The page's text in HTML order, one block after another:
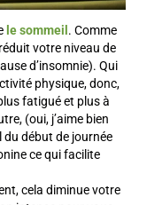
le sommeil . Comme
votre niveau de
d’insomnie). Qui
physique, donc,
fatigué et plus à
(oui, j’aime bien
du début de journée
ce qui facilite
cela diminue votre